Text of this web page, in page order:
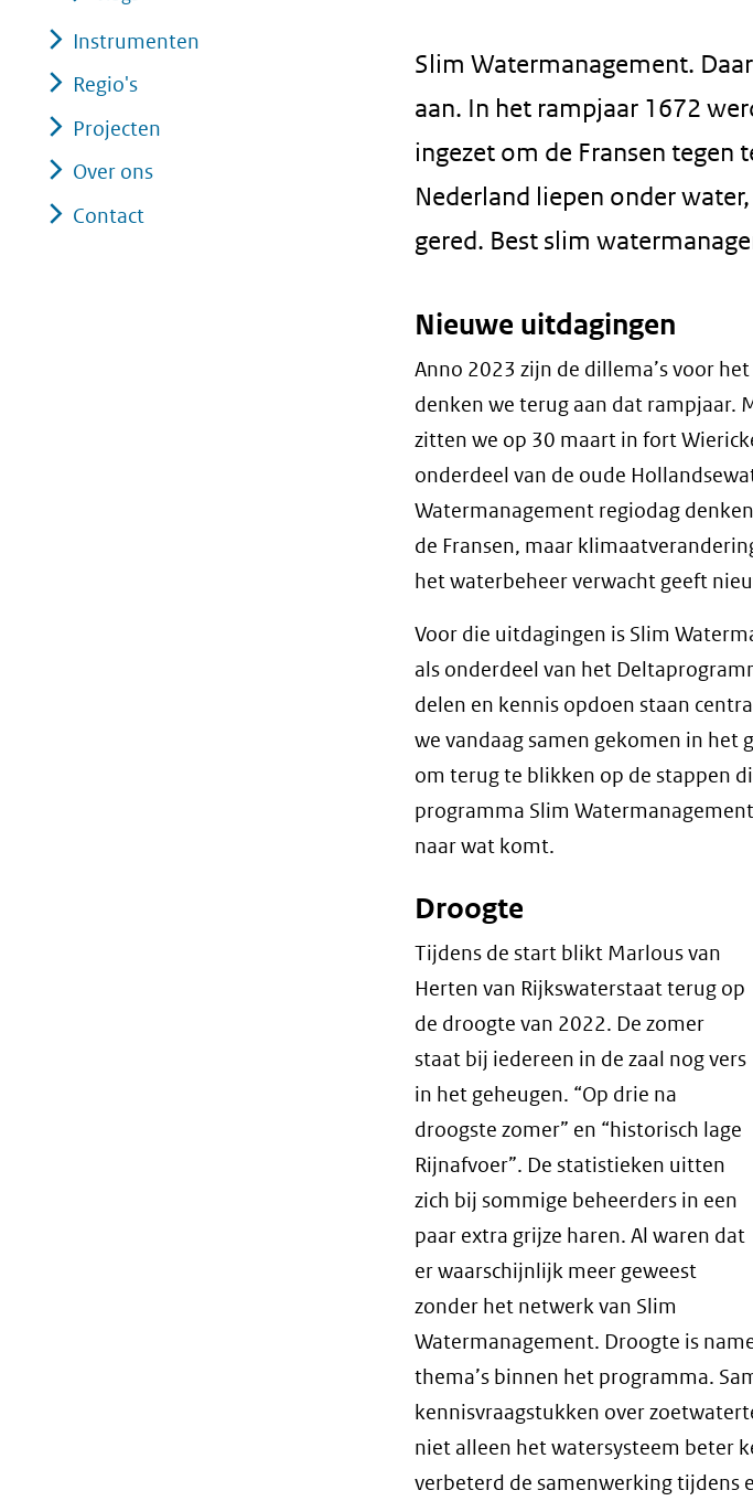
Slim Watermanagement.
aan. In het rampjaar 1672
ingezet om de Fransen tegen
Nederland liepen onder
gered. Best slim
Nieuwe uitdagingen
Anno 2023 zijn de dillema’s voor
denken we terug aan dat
zitten we op 30 maart in fort
onderdeel van de oude
Watermanagement regiodag
de Fransen, maar
het waterbeheer verwacht geeft
Voor die uitdagingen is Slim
als onderdeel van het
delen en kennis opdoen staan
we vandaag samen gekomen in het
om terug te blikken op de stappen
programma Slim
naar wat komt.
Droogte
Tijdens de start blikt Marlous van
Herten van Rijkswaterstaat terug op
de droogte van 2022. De zomer
staat bij iedereen in de zaal nog vers
in het geheugen. “Op drie na
droogste zomer” en “historisch lage
Rijnafvoer”. De statistieken uitten
zich bij sommige beheerders in een
paar extra grijze haren. Al waren dat
er waarschijnlijk meer geweest
zonder het netwerk van Slim
Watermanagement. Droogte is
thema’s binnen het programma.
kennisvraagstukken over
niet alleen het watersysteem beter
verbeterd de samenwerking tijdens
Instrumenten
Regio's
Projecten
Over ons
Contact